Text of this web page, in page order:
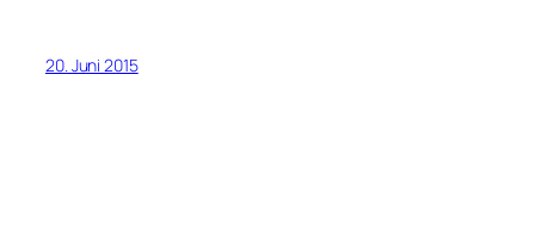
20. Juni 2015